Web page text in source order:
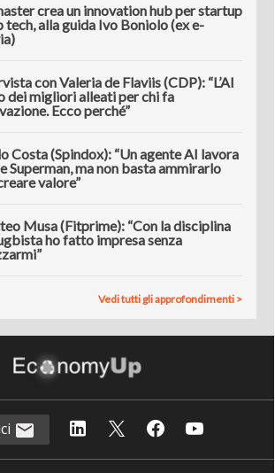
crea un innovation hub per startup
tech, alla guida Ivo Boniolo (ex e-
con Valeria de Flaviis (CDP): “L’AI
dei migliori alleati per chi fa
Ecco perché”
Costa (Spindox): “Un agente AI lavora
Superman, ma non basta ammirarlo
valore”
Musa (Fitprime): “Con la disciplina
ho fatto impresa senza
Vedi tutti gli approfondimenti >